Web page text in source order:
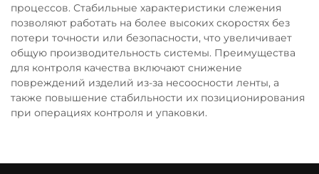
процессов. Стабильные характеристики слежения
позволяют работать на более высоких скоростях без
потери точности или безопасности, что увеличивает
общую производительность системы. Преимущества
для контроля качества включают снижение
повреждений изделий из-за несоосности ленты, а
также повышение стабильности их позиционирования
при операциях контроля и упаковки.